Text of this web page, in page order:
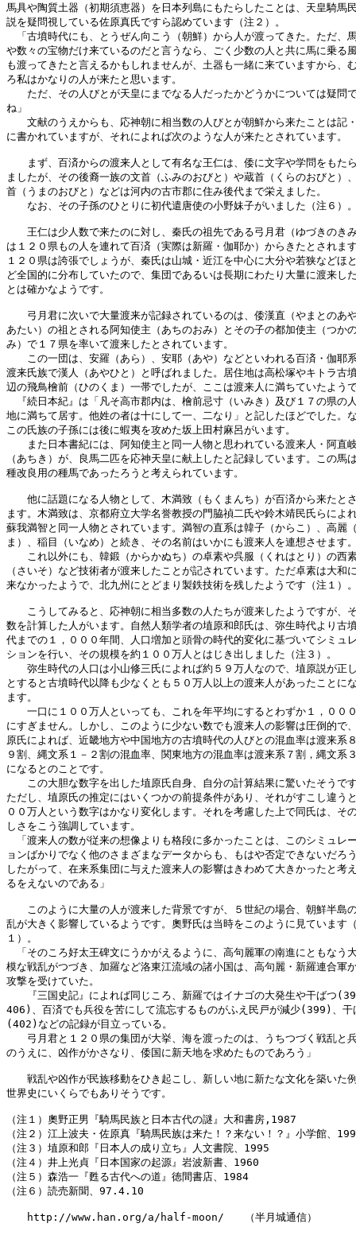
馬具や陶質土器（初期須恵器）を日本列島にもたらしたことは、天皇騎馬
説を疑問視している佐原真氏ですら認めています（注２）。
「古墳時代にも、とうぜん向こう（朝鮮）から人が渡ってきた。ただ、
や数々の宝物だけ来ているのだと言うなら、ごく少数の人と共に馬に乗る
も渡ってきたと言えるかもしれませんが、土器も一緒に来ていますから、
ろ私はかなりの人が来たと思います。
ただ、その人びとが天皇にまでなる人だったかどうかについては疑問
ね」
文献のうえからも、応神朝に相当数の人びとが朝鮮から来たことは記
に書かれていますが、それによれば次のような人が来たとされています。
まず、百済からの渡来人として有名な王仁は、倭に文字や学問をもた
ましたが、その後裔一族の文首（ふみのおびと）や蔵首（くらのおびと）
首（うまのおびと）などは河内の古市郡に住み後代まで栄えました。
なお、その子孫のひとりに初代遣唐使の小野妹子がいました（注６）
王仁は少人数で来たのに対し、秦氏の祖先である弓月君（ゆづきのき
は１２０県もの人を連れて百済（実際は新羅・伽耶か）からきたとされま
１２０県は誇張でしょうが、秦氏は山城・近江を中心に大分や若狭などほ
ど全国的に分布していたので、集団であるいは長期にわたり大量に渡来し
とは確かなようです。
弓月君に次いで大量渡来が記録されているのは、倭漢直（やまとのあ
あたい）の祖とされる阿知使主（あちのおみ）とその子の都加使主（つか
み）で１７県を率いて渡来したとされています。
この一団は、安羅（あら）、安耶（あや）などといわれる百済・伽耶
渡来氏族で漢人（あやひと）と呼ばれました。居住地は高松塚やキトラ古
辺の飛鳥檜前（ひのくま）一帯でしたが、ここは渡来人に満ちていたよう
『続日本紀』は「凡そ高市郡内は、檜前忌寸（いみき）及び１７の県の
地に満ちて居す。他姓の者は十にして一、二なり」と記したほどでした。
この氏族の子孫には後に蝦夷を攻めた坂上田村麻呂がいます。
また日本書紀には、阿知使主と同一人物と思われている渡来人・阿直
（あちき）が、良馬二匹を応神天皇に献上したと記録しています。この馬
種改良用の種馬であったろうと考えられています。
他に話題になる人物として、木満致（もくまんち）が百済から来たと
ます。木満致は、京都府立大学名誉教授の門脇禎二氏や鈴木靖民氏らによ
蘇我満智と同一人物とされています。満智の直系は韓子（からこ）、高麗
ま）、稲目（いなめ）と続き、その名前はいかにも渡来人を連想させます
これ以外にも、韓鍛（からかぬち）の卓素や呉服（くれはとり）の西
（さいそ）など技術者が渡来したことが記されています。ただ卓素は大和
来なかったようで、北九州にとどまり製鉄技術を残したようです（注１）
こうしてみると、応神朝に相当多数の人たちが渡来したようですが、
数を計算した人がいます。自然人類学者の埴原和郎氏は、弥生時代より古
代までの１，０００年間、人口増加と頭骨の時代的変化に基づいてシミュ
ションを行い、その規模を約１００万人とはじき出しました（注３）。
弥生時代の人口は小山修三氏によれば約５９万人なので、埴原説が正
とすると古墳時代以降も少なくとも５０万人以上の渡来人があったことに
ます。
一口に１００万人といっても、これを年平均にするとわずか１，００
にすぎません。しかし、このように少ない数でも渡来人の影響は圧倒的で
原氏によれば、近畿地方や中国地方の古墳時代の人びとの混血率は渡来系
９割、縄文系１－２割の混血率、関東地方の混血率は渡来系７割，縄文系
になるとのことです。
この大胆な数字を出した埴原氏自身、自分の計算結果に驚いたそうで
ただし、埴原氏の推定にはいくつかの前提条件があり、それがすこし違う
００万人という数字はかなり変化します。それを考慮した上で同氏は、そ
しさをこう強調しています。
「渡来人の数が従来の想像よりも格段に多かったことは、このシミュレ
ョンばかりでなく他のさまざまなデータからも、もはや否定できないだろ
したがって、在来系集団に与えた渡来人の影響はきわめて大きかったと考
るをえないのである」
このように大量の人が渡来した背景ですが、５世紀の場合、朝鮮半島
乱が大きく影響しているようです。奧野氏は当時をこのように見ています
１）。
「そのころ好太王碑文にうかがえるように、高句麗軍の南進にともなう
模な戦乱がつづき、加羅など洛東江流域の諸小国は、高句麗・新羅連合軍
攻撃を受けていた。
『三国史記』によれば同じころ、新羅ではイナゴの大発生や干ばつ
406)、百済でも兵役を苦にして流忘するものがふえ民戸が減少(399)、干
(402)などの記録が目立っている。
弓月君と１２０県の集団が大挙、海を渡ったのは、うちつづく戦乱と
のうえに、凶作がかさなり、倭国に新天地を求めたものであろう」
戦乱や凶作が民族移動をひき起こし、新しい地に新たな文化を築いた
世界史にいくらでもありそうです。
（注１）奧野正男『騎馬民族と日本古代の謎』大和書房,1987
（注２）江上波夫・佐原真『騎馬民族は来た！？来ない！？』小学館、
（注３）埴原和郎『日本人の成り立ち』人文書院、1995
（注４）井上光貞『日本国家の起源』岩波新書、1960
（注５）森浩一『甦る古代への道』徳間書店、1984
（注６）読売新聞、97.4.10
http://www.han.org/a/half-moon/　　（半月城通信）